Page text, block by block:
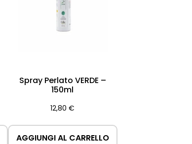
Spray Perlato VERDE –
150ml
12,80€
AGGIUNGI AL CARRELLO